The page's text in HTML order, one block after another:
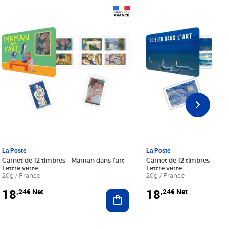
au panier
La Poste
Carnet de 12 timbres - Maman dans l'art -
Lettre verte
20g / France
18,24€ Net Ajouter au panier
La Poste
Carnet de 12 timbres - Le
Lettre verte
20g / France
18,24€ Net